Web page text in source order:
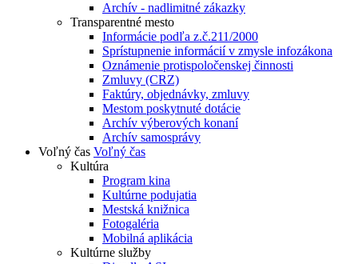
Archív - nadlimitné zákazky
Transparentné mesto
Informácie podľa z.č.211/2000
Sprístupnenie informácií v zmysle infozákona
Oznámenie protispoločenskej činnosti
Zmluvy (CRZ)
Faktúry, objednávky, zmluvy
Mestom poskytnuté dotácie
Archív výberových konaní
Archív samosprávy
Voľný čas Voľný čas
Kultúra
Program kina
Kultúrne podujatia
Mestská knižnica
Fotogaléria
Mobilná aplikácia
Kultúrne služby